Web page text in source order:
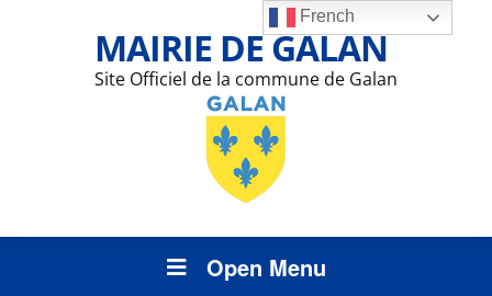
MAIRIE DE GALAN
Site Officiel de la commune de Galan
Open Menu
French